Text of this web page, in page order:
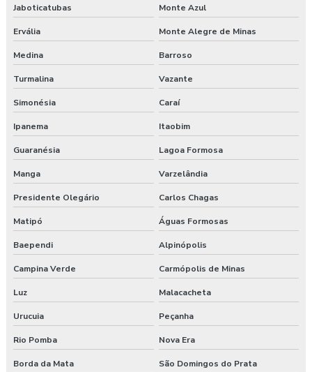
Jaboticatubas Monte Azul
Ervália Monte Alegre de Minas
Medina Barroso
Turmalina Vazante
Simonésia Caraí
Ipanema Itaobim
Guaranésia Lagoa Formosa
Manga Varzelândia
Presidente Olegário Carlos Chagas
Matipó Águas Formosas
Baependi Alpinópolis
Campina Verde Carmópolis de Minas
Luz Malacacheta
Urucuia Peçanha
Rio Pomba Nova Era
Borda da Mata São Domingos do Prata